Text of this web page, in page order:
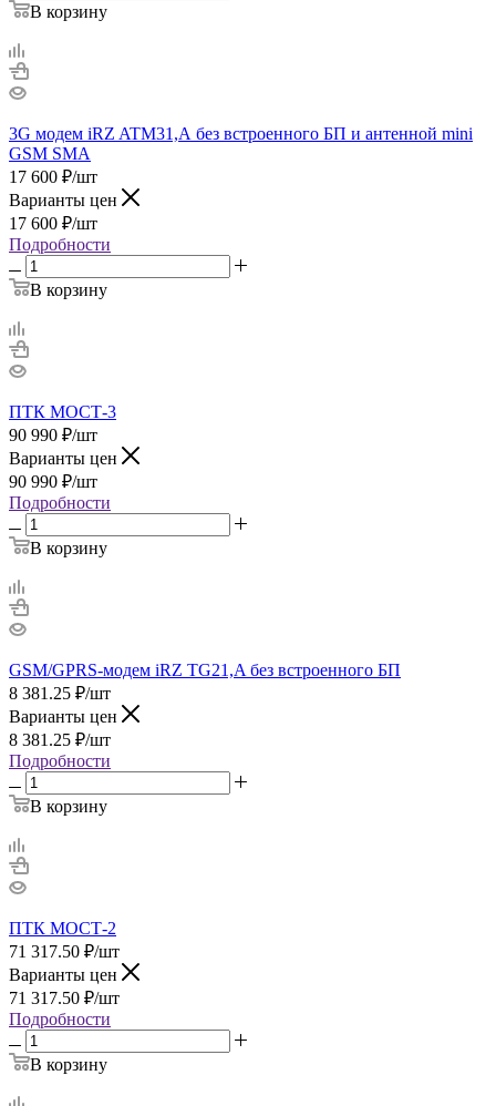
В корзину
3G модем iRZ ATM31,А без встроенного БП и антенной mini
GSM SMA
17 600 ₽/шт
Варианты цен
17 600 ₽/шт
Подробности
В корзину
ПТК МОСТ-3
90 990 ₽/шт
Варианты цен
90 990 ₽/шт
Подробности
В корзину
GSM/GPRS-модем iRZ TG21,A без встроенного БП
8 381.25 ₽/шт
Варианты цен
8 381.25 ₽/шт
Подробности
В корзину
ПТК МОСТ-2
71 317.50 ₽/шт
Варианты цен
71 317.50 ₽/шт
Подробности
В корзину